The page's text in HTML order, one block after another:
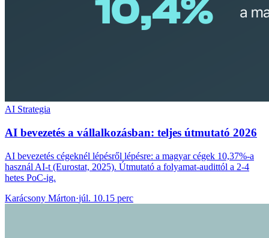
AI Strategia
AI bevezetés a vállalkozásban: teljes útmutató 2026
AI bevezetés cégeknél lépésről lépésre: a magyar cégek 10,37%-a
használ AI-t (Eurostat, 2025). Útmutató a folyamat-audittól a 2-4
hetes PoC-ig.
Karácsony Márton·júl. 10.15 perc